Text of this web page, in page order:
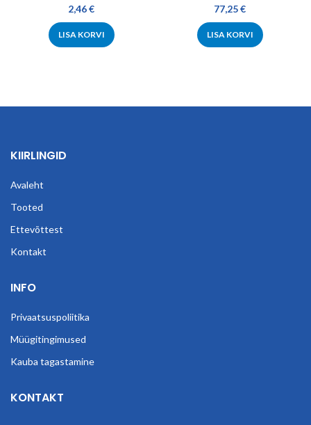
2,46€
LISA KORVI
77,25€
LISA KORVI
KIIRLINGID
Avaleht
Tooted
Ettevõttest
Kontakt
INFO
Privaatsuspoliitika
Müügitingimused
Kauba tagastamine
KONTAKT